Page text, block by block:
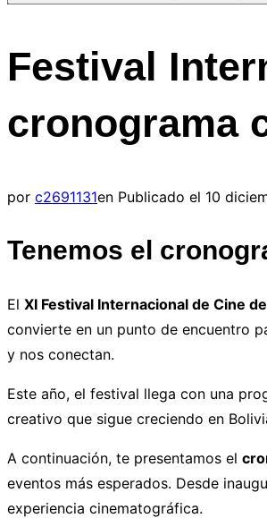
Festival
cronograma
por c2691131en Publicado el 10
Tenemos el
El XI Festival Internacional de Cine
convierte en un punto de encuentro
y nos conectan.
Este año, el festival llega con una
creativo que sigue creciendo en
A continuación, te presentamos el
eventos más esperados. Desde
experiencia cinematográfica.